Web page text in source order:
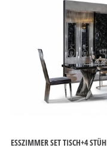
ESSZIMMER SET TISCH+4